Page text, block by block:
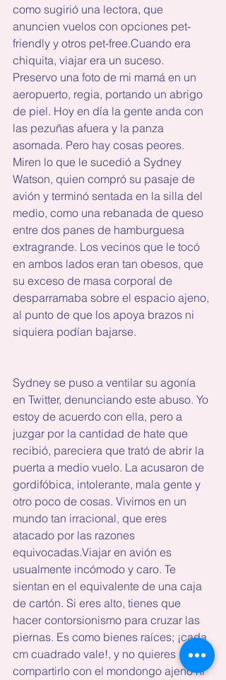
como sugirió una lectora, que
anuncien vuelos con opciones pet-
friendly y otros pet-free.Cuando era
chiquita, viajar era un suceso.
Preservo una foto de mi mamá en un
aeropuerto, regia, portando un abrigo
de piel. Hoy en día la gente anda con
las pezuñas afuera y la panza
asomada. Pero hay cosas peores.
Miren lo que le sucedió a Sydney
Watson, quien compró su pasaje de
avión y terminó sentada en la silla del
medio, como una rebanada de queso
entre dos panes de hamburguesa
extragrande. Los vecinos que le tocó
en ambos lados eran tan obesos, que
su exceso de masa corporal de
desparramaba sobre el espacio ajeno,
al punto de que los apoya brazos ni
siquiera podían bajarse.
Sydney se puso a ventilar su agonía
en Twitter, denunciando este abuso. Yo
estoy de acuerdo con ella, pero a
juzgar por la cantidad de hate que
recibió, pareciera que trató de abrir la
puerta a medio vuelo. La acusaron de
gordifóbica, intolerante, mala gente y
otro poco de cosas. Vivimos en un
mundo tan irracional, que eres
atacado por las razones
equivocadas.Viajar en avión es
usualmente incómodo y caro. Te
sientan en el equivalente de una caja
de cartón. Si eres alto, tienes que
hacer contorsionismo para cruzar las
piernas. Es como bienes raíces; ¡cada
cm cuadrado vale!, y no quieres
compartirlo con el mondongo ajeno ni